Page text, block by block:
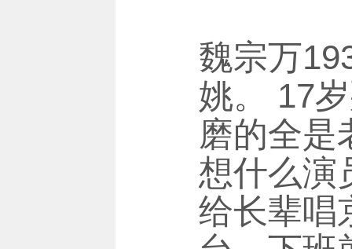
魏宗万
姚。 17
磨的全是
想什么
给长辈唱